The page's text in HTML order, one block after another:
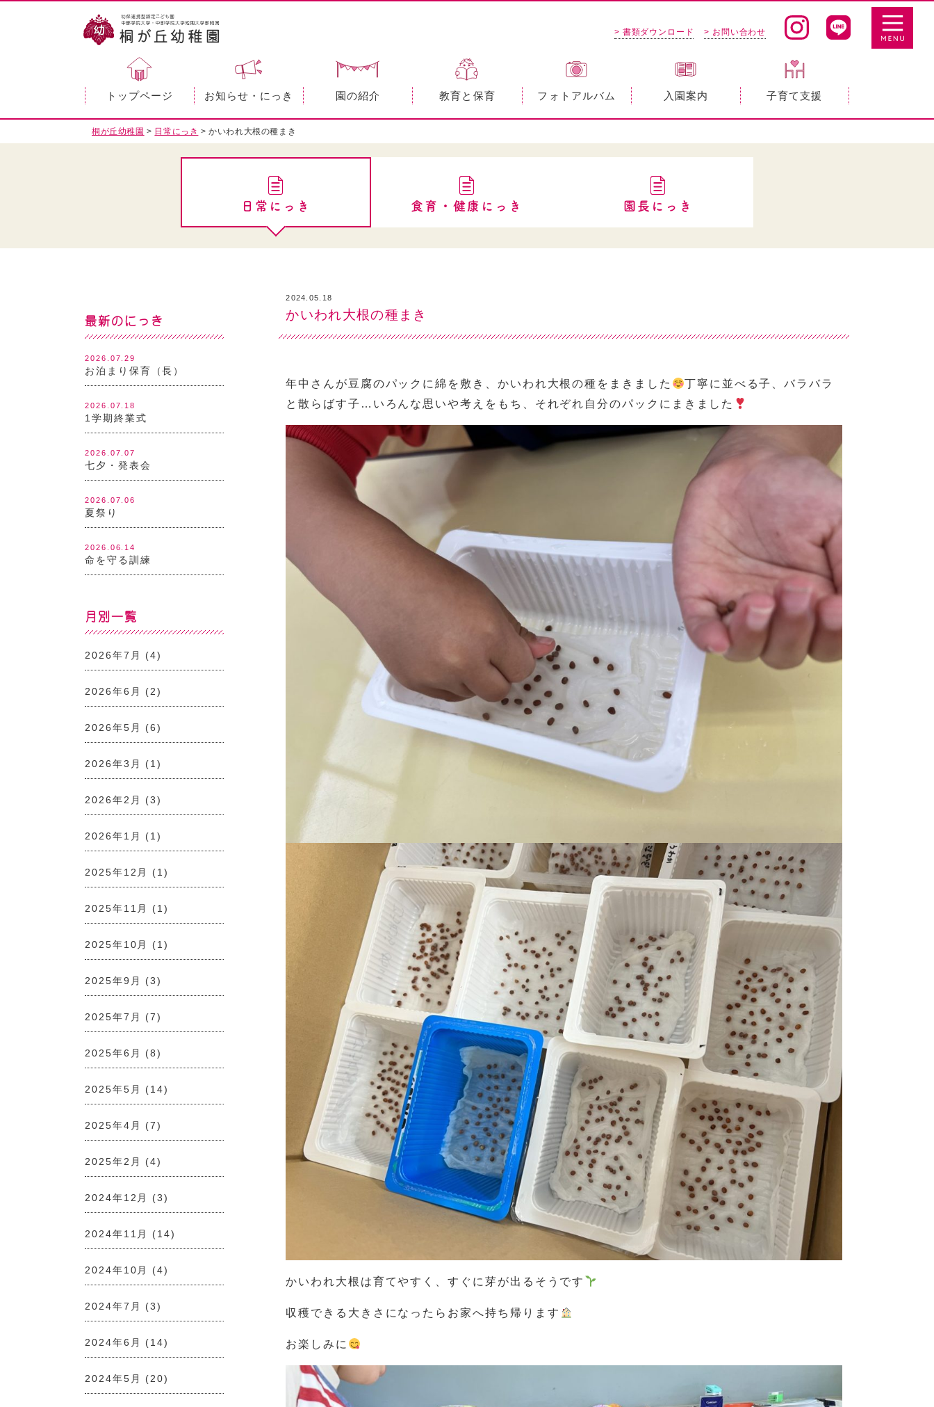
> 書類ダウンロード > お問い合わせ
トップページ お知らせ・にっき 園の紹介 教育と保育 フォトアルバム 入園案内 子育て支援
桐が丘幼稚園 > 日常にっき >かいわれ大根の種まき
日常にっき 食育・健康にっき 園長にっき
最新のにっき
2026.07.29
お泊まり保育（長）
2026.07.18
1学期終業式
2026.07.07
七夕・発表会
2026.07.06
夏祭り
2026.06.14
命を守る訓練
月別一覧
2026年7月 (4)
2026年6月 (2)
2026年5月 (6)
2026年3月 (1)
2026年2月 (3)
2026年1月 (1)
2025年12月 (1)
2025年11月 (1)
2025年10月 (1)
2025年9月 (3)
2025年7月 (7)
2025年6月 (8)
2025年5月 (14)
2025年4月 (7)
2025年2月 (4)
2024年12月 (3)
2024年11月 (14)
2024年10月 (4)
2024年7月 (3)
2024年6月 (14)
2024年5月 (20)
2024.05.18
かいわれ大根の種まき
年中さんが豆腐のパックに綿を敷き、かいわれ大根の種をまきました
丁寧に並べる子、バラバラ
と散らばす子…いろんな思いや考えをもち、それぞれ自分のパックにまきました
かいわれ大根は育てやすく、すぐに芽が出るそうです
収穫できる大きさになったらお家へ持ち帰ります
お楽しみに